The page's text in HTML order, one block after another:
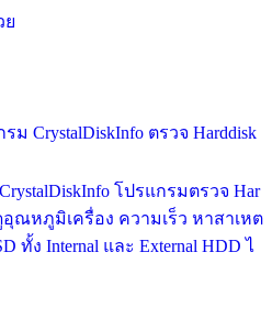
ย
ม CrystalDiskInfo ตรวจ Harddisk
โปรแกรมตรวจ Har
อุณหภูมิเครื่อง ความเร็ว หาสาเหต
ทั้ง Internal และ External HDD ไ